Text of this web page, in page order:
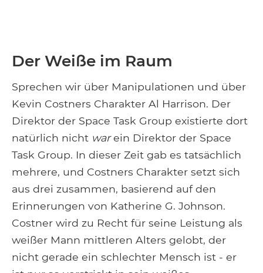
Der Weiße im Raum
Sprechen wir über Manipulationen und über
Kevin Costners Charakter Al Harrison. Der
Direktor der Space Task Group existierte dort
natürlich nicht warein Direktor der Space
Task Group. In dieser Zeit gab es tatsächlich
mehrere, und Costners Charakter setzt sich
aus drei zusammen, basierend auf den
Erinnerungen von Katherine G. Johnson.
Costner wird zu Recht für seine Leistung als
weißer Mann mittleren Alters gelobt, der
nicht gerade ein schlechter Mensch ist - er